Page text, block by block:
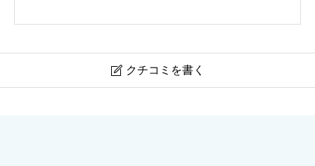
 クチコミを書く